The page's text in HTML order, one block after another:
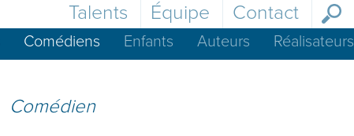
Talents
Comédiens Enfants Auteurs Réalisateurs
Équipe Contact
Comédien